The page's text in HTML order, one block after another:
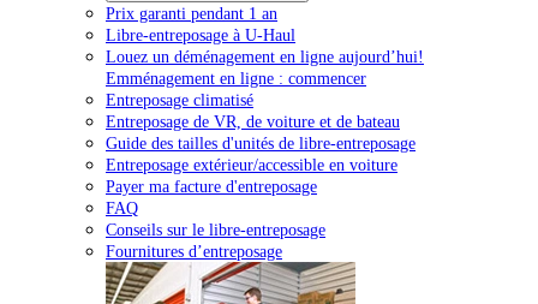
Prix garanti pendant 1 an
Libre-entreposage à U-Haul
Louez un déménagement en ligne aujourd’hui!
Emménagement en ligne : commencer
Entreposage climatisé
Entreposage de VR, de voiture et de bateau
Guide des tailles d'unités de libre-entreposage
Entreposage extérieur/accessible en voiture
Payer ma facture d'entreposage
FAQ
Conseils sur le libre-entreposage
Fournitures d’entreposage